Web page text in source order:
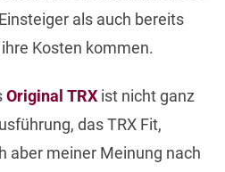
als auch bereits
Kosten kommen.
Original TRX ist nicht ganz
das TRX Fit,
aber meiner Meinung nach